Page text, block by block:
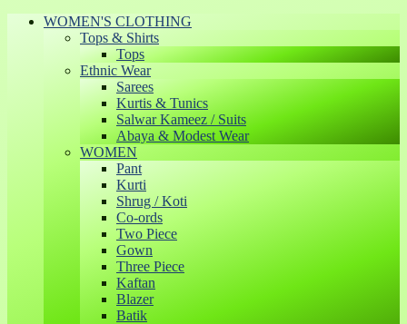
WOMEN'S CLOTHING
Tops & Shirts
Tops
Ethnic Wear
Sarees
Kurtis & Tunics
Salwar Kameez / Suits
Abaya & Modest Wear
WOMEN
Pant
Kurti
Shrug / Koti
Co-ords
Two Piece
Gown
Three Piece
Kaftan
Blazer
Batik